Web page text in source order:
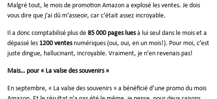
Malgré tout, le mois de promotion Amazon a explosé les ventes. Je dois
vous dire que j’ai dû m’asseoir, car c’était assez incroyable.
Il a donc comptabilisé plus de 85 000 pages luesà lui seul dans le mois et a
dépassé les 1200 ventesnumériques (oui, oui, en un mois!). Pour moi, c’est
juste dingue, hallucinant, incroyable. Vraiment, je n’en revenais pas!
Mais… pour « La valse des souvenirs »
En septembre, « La valse des souvenirs » a bénéficié d’une promo du mois